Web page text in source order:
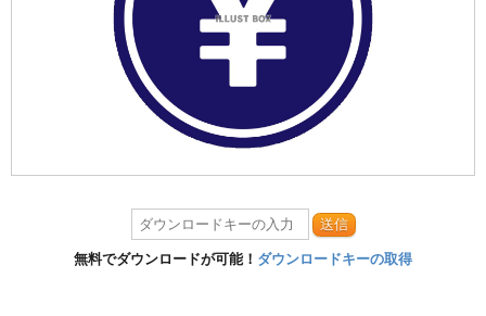
送信
無料でダウンロードが可能！ ダウンロードキーの取得